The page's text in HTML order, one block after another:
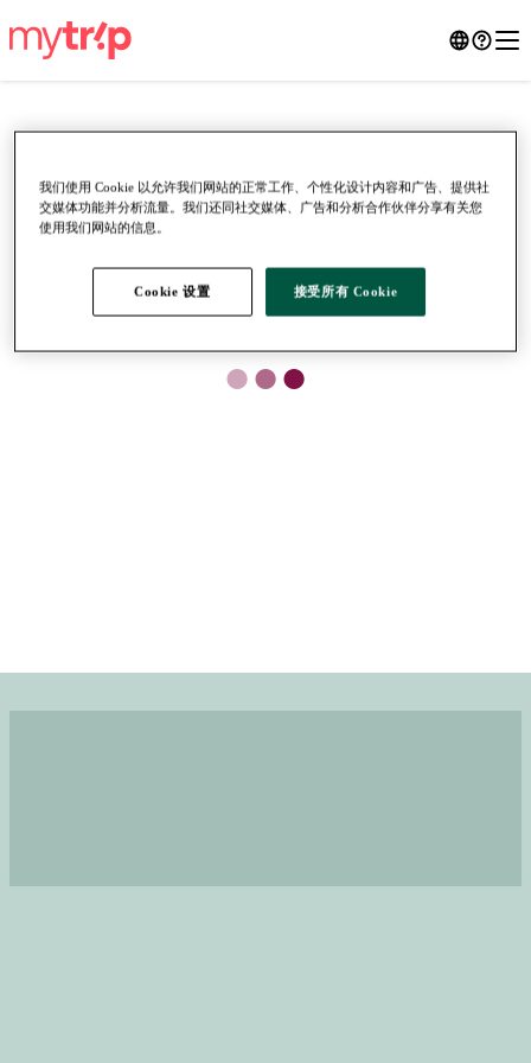
●●●
我们使用 Cookie 以允许我们网站的正常工作、个性化设计内容和广告、提供社
交媒体功能并分析流量。我们还同社交媒体、广告和分析合作伙伴分享有关您
使用我们网站的信息。
Cookie 设置 接受所有 Cookie